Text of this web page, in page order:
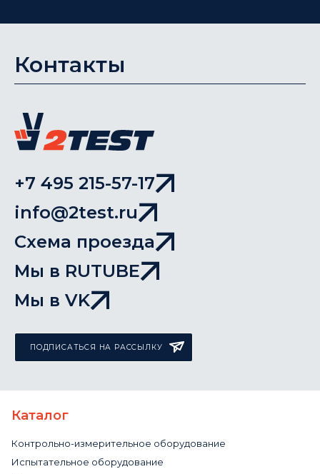
Контакты
+7 495 215-57-17
info@2test.ru
Схема проезда
Мы в RUTUBE
Мы в VK
ПОДПИСАТЬСЯ НА РАССЫЛКУ
Каталог
Контрольно-измерительное оборудование
Испытательное оборудование